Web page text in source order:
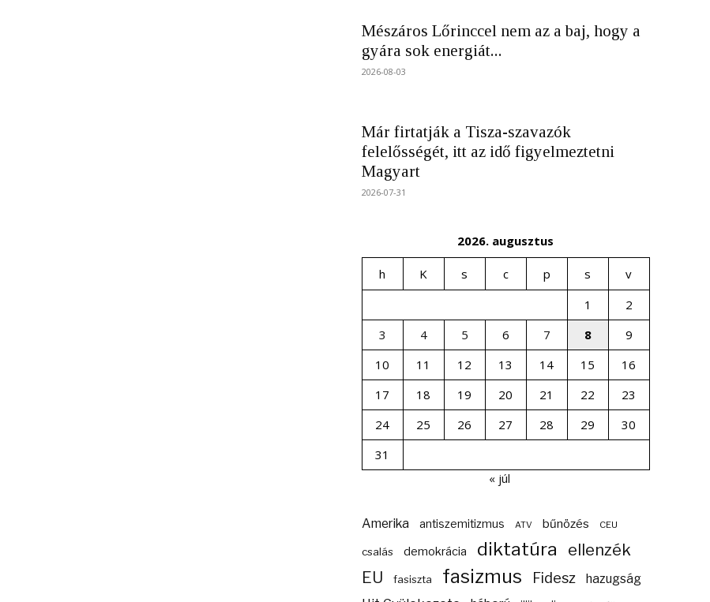
Mészáros Lőrinccel nem az a baj, hogy a
gyára sok energiát...
2026-08-03
Már firtatják a Tisza-szavazók
felelősségét, itt az idő figyelmeztetni
Magyart
2026-07-31
2026. augusztus
h K s c p s
v
1
2
3
4 5 6 7 8
9
10
11 12 13 14 15
16
17
18 19 20 21 22
23
24
25 26 27 28 29
30
31
« júl
Amerika antiszemitizmus ATV bűnözés CEU
csalás demokrácia diktatúra ellenzék
EU fasiszta fasizmus Fidesz hazugság